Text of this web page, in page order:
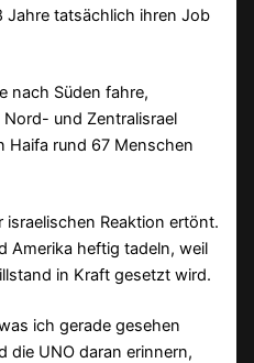
Jahre tatsächlich ihren Job
nach Süden fahre,
und Zentralisrael
Haifa rund 67 Menschen
Reaktion ertönt.
Amerika heftig tadeln, weil
in Kraft gesetzt wird.
ich gerade gesehen
die UNO daran erinnern,